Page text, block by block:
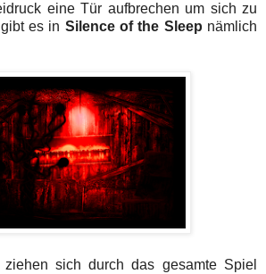
eine Tür aufbrechen um sich zu
es in Silence of the Sleep nämlich
ziehen sich durch das gesamte Spiel